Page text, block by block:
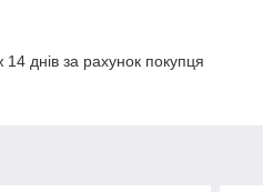
днів за рахунок покупця